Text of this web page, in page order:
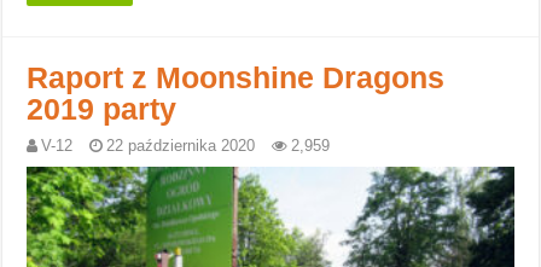
Raport z Moonshine Dragons
2019 party
V-12 22 października 2020 2,959